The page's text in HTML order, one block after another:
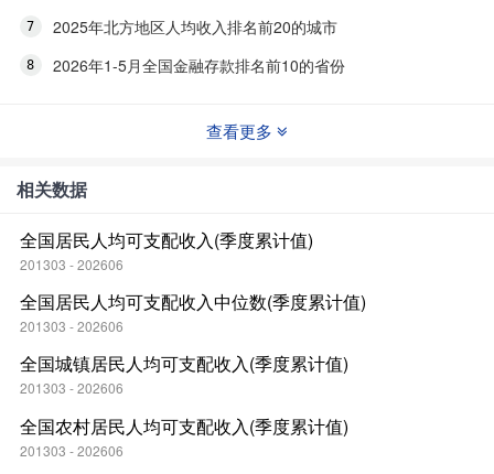
2025年北方地区人均收入排名前20的城市
2026年1-5月全国金融存款排名前10的省份
查看更多
相关数据
全国居民人均可支配收入(季度累计值)
201303 - 202606
全国居民人均可支配收入中位数(季度累计值)
201303 - 202606
全国城镇居民人均可支配收入(季度累计值)
201303 - 202606
全国农村居民人均可支配收入(季度累计值)
201303 - 202606